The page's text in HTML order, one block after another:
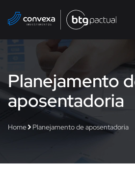
Home
Sobre nós
Soluções
Planejamento
aposentadoria
Home Planejamento de aposentadoria